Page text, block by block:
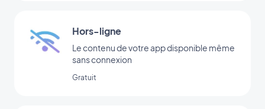
Hors-ligne
Le contenu de votre app disponible même
sans connexion
Gratuit